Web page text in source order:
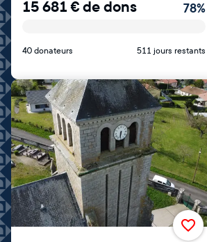
15 681€de dons 78%
40 donateurs 511 jours restants